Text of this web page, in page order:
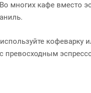
многих кафе
кофеварку
превосходным